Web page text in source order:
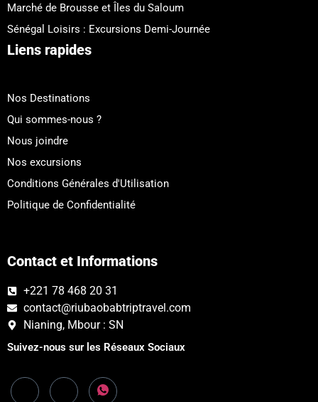
Marché de Brousse et Îles du Saloum
Sénégal Loisirs : Excursions Demi-Journée
Liens rapides
Nos Destinations
Qui sommes-nous ?
Nous joindre
Nos excursions
Conditions Générales d'Utilisation
Politique de Confidentialité
Contact et Informations
+221 78 468 20 31
contact@riubaobabtriptravel.com
Nianing, Mbour : SN
Suivez-nous sur les Réseaux Sociaux